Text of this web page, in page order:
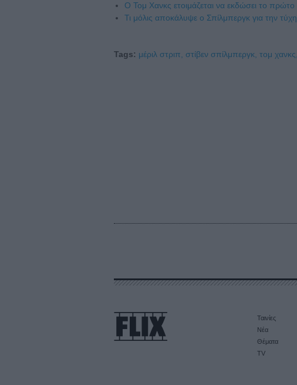
O Τομ Χανκς ετοιμάζεται να εκδώσει το πρώτο
Τι μόλις αποκάλυψε ο Σπίλμπεργκ για την
Tags: μέριλ στριπ, στίβεν σπίλμπεργκ, τομ χανκς,
Ταινίες
Νέα
Θέματα
TV